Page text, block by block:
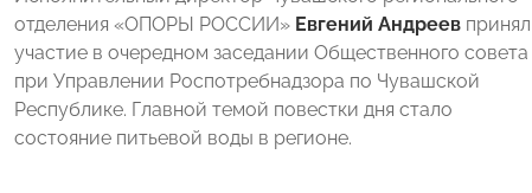
отделения «ОПОРЫ РОССИИ» Евгений Андреев принял
участие в очередном заседании Общественного совета
при Управлении Роспотребнадзора по Чувашской
Республике. Главной темой повестки дня стало
состояние питьевой воды в регионе.